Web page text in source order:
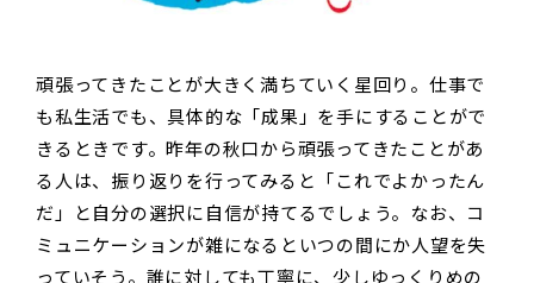
頑張ってきたことが大きく満ちていく星回り。仕事で
も私生活でも、具体的な「成果」を手にすることがで
きるときです。昨年の秋口から頑張ってきたことがあ
る人は、振り返りを行ってみると「これでよかったん
だ」と自分の選択に自信が持てるでしょう。なお、コ
ミュニケーションが雑になるといつの間にか人望を失
っていそう。誰に対しても丁寧に、少しゆっくりめの